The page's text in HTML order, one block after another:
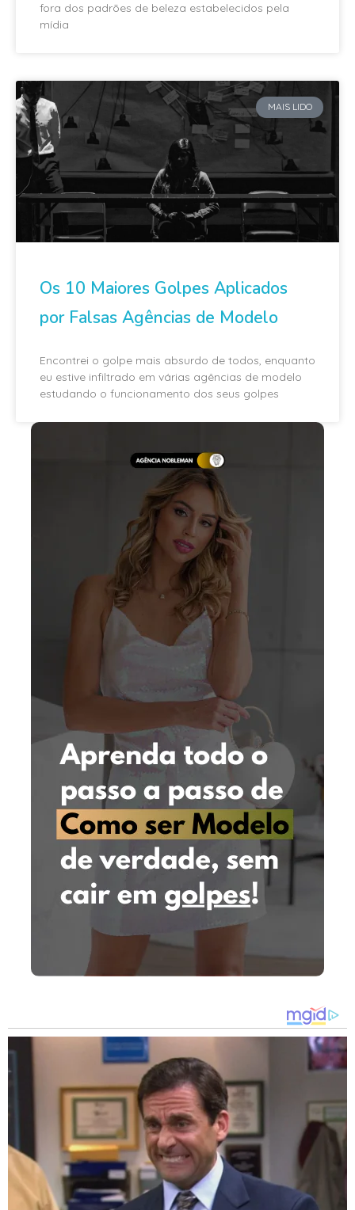
fora dos padrões de beleza estabelecidos pela
mídia
MAIS LIDO
Os 10 Maiores Golpes Aplicados
por Falsas Agências de Modelo
Encontrei o golpe mais absurdo de todos, enquanto
eu estive infiltrado em várias agências de modelo
estudando o funcionamento dos seus golpes